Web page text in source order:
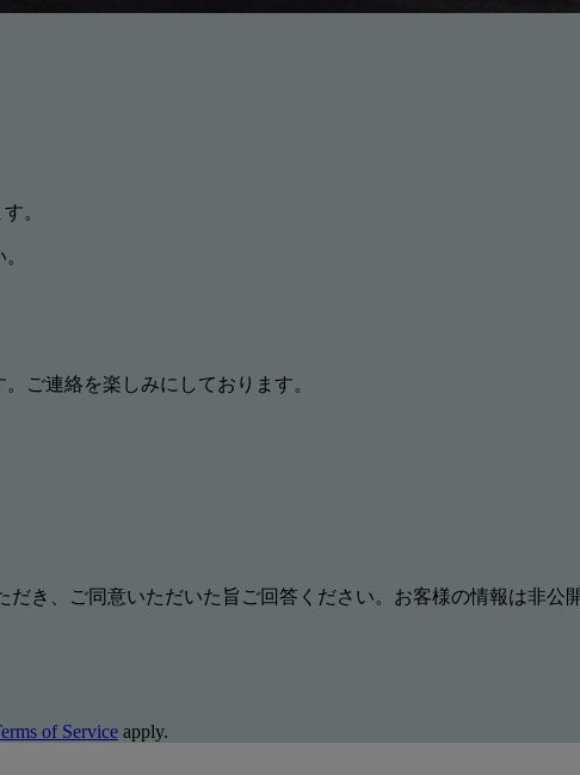
。
ご連絡を楽しみにしております。
だき、ご同意いただいた旨ご回答ください。お客様の情報は非公
of Service apply.